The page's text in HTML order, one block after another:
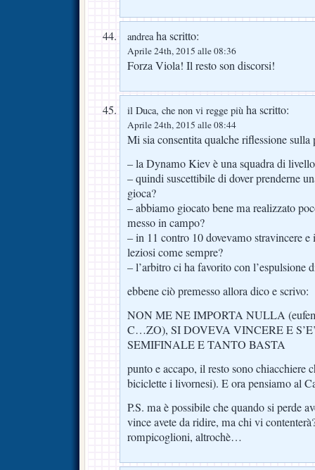
andreaha scritto:
Aprile 24th, 2015 alle 08:36
Forza Viola! Il resto son discorsi!
il Duca, che non vi regge più ha scritto:
Aprile 24th, 2015 alle 08:44
Mi sia consentita qualche riflessione sulla
– la Dynamo Kiev è una squadra di
– quindi suscettibile di dover prenderne
gioca?
– abbiamo giocato bene ma realizzato
messo in campo?
– in 11 contro 10 dovevamo stravincere
leziosi come sempre?
– l’arbitro ci ha favorito con l’espulsione
ebbene ciò premesso allora dico e scrivo:
NON ME NE IMPORTA NULLA
C…ZO), SI DOVEVA VINCERE E
SEMIFINALE E TANTO BASTA
punto e accapo, il resto sono chiacchiere
biciclette i livornesi). E ora pensiamo al
P.S. ma è possibile che quando si perde
vince avete da ridire, ma chi vi
rompicoglioni, altrochè…